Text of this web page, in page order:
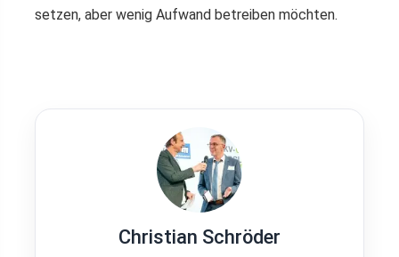
setzen, aber wenig Aufwand betreiben möchten.
Christian Schröder